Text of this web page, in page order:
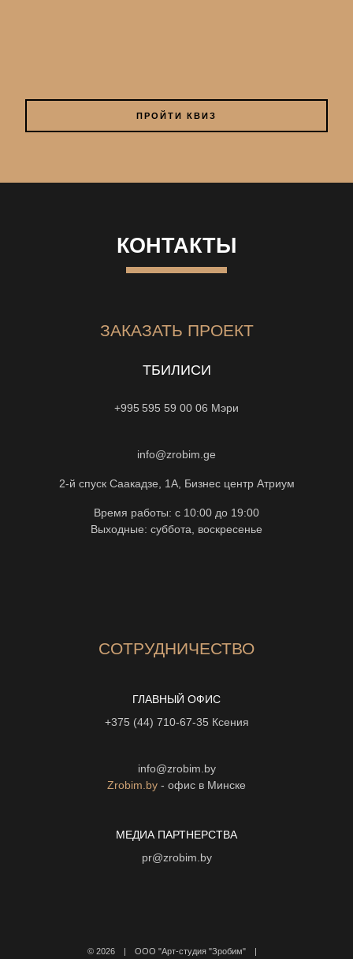
ПРОЙТИ КВИЗ
КОНТАКТЫ
ЗАКАЗАТЬ ПРОЕКТ
ТБИЛИСИ
+995 595 59 00 06 Мэри
info@zrobim.ge
2-й спуск Саакадзе, 1А, Бизнес центр Атриум
Время работы: с 10:00 до 19:00
Выходные: суббота, воскресенье
СОТРУДНИЧЕСТВО
ГЛАВНЫЙ ОФИС
+375 (44) 710-67-35 Ксения
info@zrobim.by
Zrobim.by - офис в Минске
МЕДИА ПАРТНЕРСТВА
pr@zrobim.by
© 2026 | ООО "Арт-студия "Зробим" |